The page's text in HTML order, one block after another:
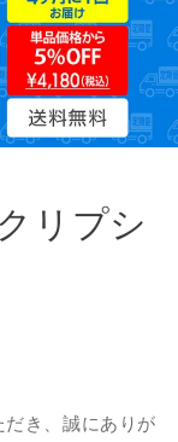
リプシ
き、誠にありが